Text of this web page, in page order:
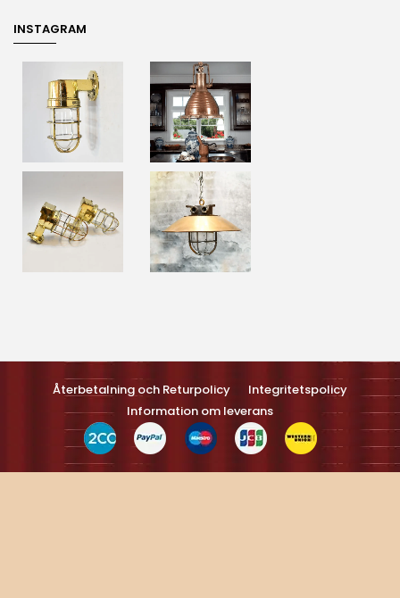
INSTAGRAM
Återbetalning och Returpolicy
Integritetspolicy
Information om leverans
Turns on site high speed to be attractive feller people and search
engines.